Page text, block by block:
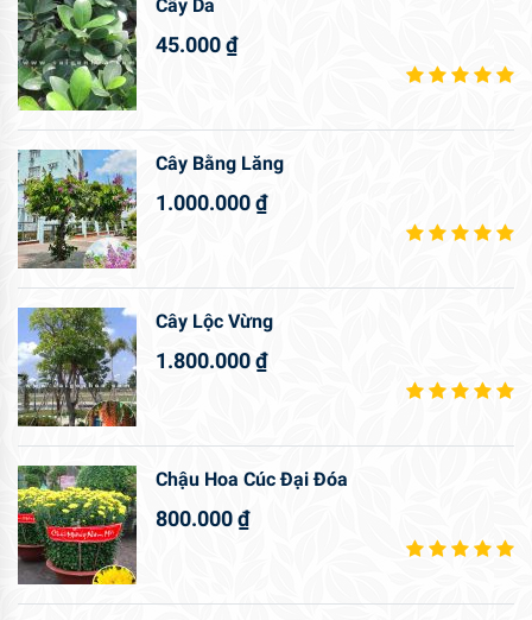
Cây Da
45.000₫
Cây Bằng Lăng
1.000.000₫
Cây Lộc Vừng
1.800.000₫
Chậu Hoa Cúc Đại Đóa
800.000₫